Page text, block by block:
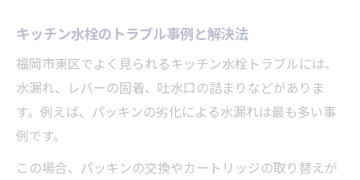
キッチン水栓のトラブル事例と解決法
福岡市東区でよく見られるキッチン水栓トラブルには、
水漏れ、レバーの固着、吐水口の詰まりなどがありま
す。例えば、パッキンの劣化による水漏れは最も多い事
例です。
この場合、パッキンの交換やカートリッジの取り替えが